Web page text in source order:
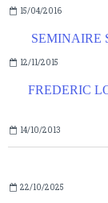
15/04/2016
SEMINAIRE
12/11/2015
FREDERIC
14/10/2013
22/10/2025